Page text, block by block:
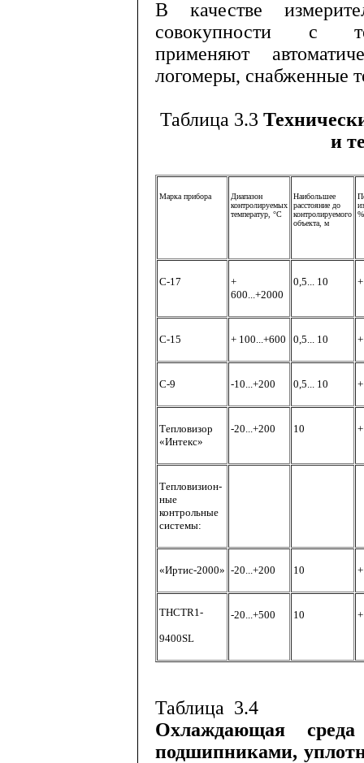
В качестве
совокупности с
применяют
логомеры, снабженные
Таблица 3.3
и
Марка прибора
Диапазон
контролируемых
температур °С
Наибольшее
расстояние до
контролируемого
объекта м
%
С-17
+
600...+2000
0,5... 10
С-15 + 100...+600 0,5... 10
С-9 -10...+200 0,5... 10
Тепловизор
«Интекс»
-20...+200 10
Тепловизион-
ные
контрольные
системы:
«Иртис-2000» -20...+200 10
THCTR1-
9400SL
-20...+500 10
Таблица 3.4
Охлаждающая
подшипниками,